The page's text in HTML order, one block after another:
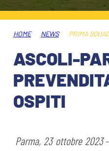
HOSPITALITY
MUSEUM CLUB
BIGLIETTI
ABBONAMENTI
INFO BIGLIETTI
TARDINI CARD
SHOP
ESPORTS
ORGANIGRAMMA
HOME NEWS PRIMA
ASCOLI-
OSPITI
Parma, 23 ottobre 2023-